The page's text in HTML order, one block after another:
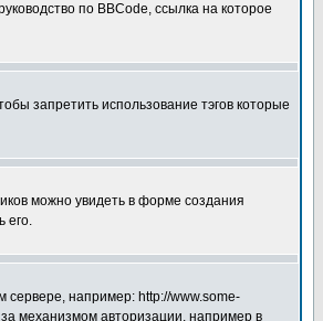
по BBCode, ссылка на которое
запретить использование тэгов которые
можно увидеть в форме создания
его.
сервере, например: http://www.some-
механизмом авторизации, например в